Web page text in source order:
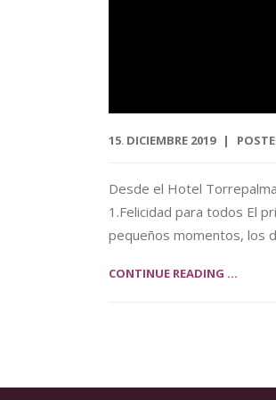
15. DICIEMBRE 2019
Desde el Hotel
1.Felicidad para todos El
pequeños momentos, los
CONTINUE READING ...